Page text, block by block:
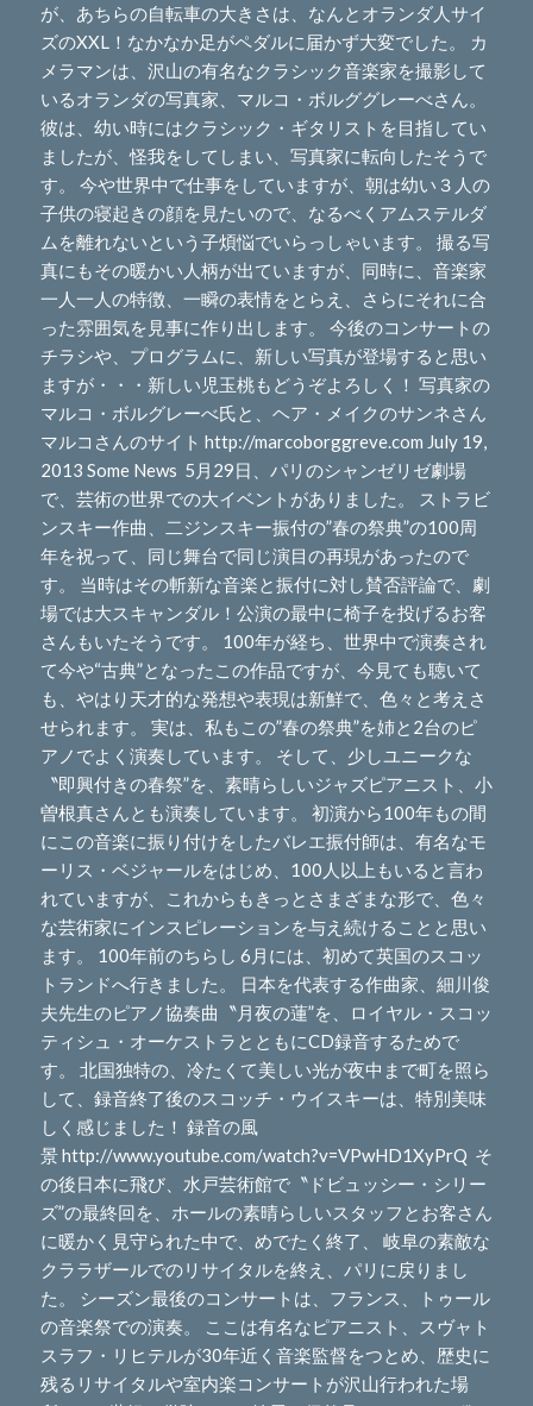
が、あちらの自転車の大きさは、なんとオランダ人サイ
ズのXXL！なかなか足がペダルに届かず大変でした。 カ
メラマンは、沢山の有名なクラシック音楽家を撮影して
いるオランダの写真家、マルコ・ボルググレーべさん。
彼は、幼い時にはクラシック・ギタリストを目指してい
ましたが、怪我をしてしまい、写真家に転向したそうで
す。 今や世界中で仕事をしていますが、朝は幼い３人の
子供の寝起きの顔を見たいので、なるべくアムステルダ
ムを離れないという子煩悩でいらっしゃいます。 撮る写
真にもその暖かい人柄が出ていますが、同時に、音楽家
一人一人の特徴、一瞬の表情をとらえ、さらにそれに合
った雰囲気を見事に作り出します。 今後のコンサートの
チラシや、プログラムに、新しい写真が登場すると思い
ますが・・・新しい児玉桃もどうぞよろしく！ 写真家の
マルコ・ボルグレーべ氏と、ヘア・メイクのサンネさん
マルコさんのサイト http://marcoborggreve.com July 19,
2013 Some News 5月29日、パリのシャンゼリゼ劇場
で、芸術の世界での大イベントがありました。 ストラビ
ンスキー作曲、二ジンスキー振付の”春の祭典”の100周
年を祝って、同じ舞台で同じ演目の再現があったので
す。 当時はその斬新な音楽と振付に対し賛否評論で、劇
場では大スキャンダル！公演の最中に椅子を投げるお客
さんもいたそうです。 100年が経ち、世界中で演奏され
て今や“古典”となったこの作品ですが、今見ても聴いて
も、やはり天才的な発想や表現は新鮮で、色々と考えさ
せられます。 実は、私もこの”春の祭典”を姉と2台のピ
アノでよく演奏しています。 そして、少しユニークな
〝即興付きの春祭”を、素晴らしいジャズピアニスト、小
曽根真さんとも演奏しています。 初演から100年もの間
にこの音楽に振り付けをしたバレエ振付師は、有名なモ
ーリス・ベジャールをはじめ、100人以上もいると言わ
れていますが、これからもきっとさまざまな形で、色々
な芸術家にインスピレーションを与え続けることと思い
ます。 100年前のちらし 6月には、初めて英国のスコッ
トランドへ行きました。 日本を代表する作曲家、細川俊
夫先生のピアノ協奏曲〝月夜の蓮”を、ロイヤル・スコッ
ティシュ・オーケストラとともにCD録音するためで
す。 北国独特の、冷たくて美しい光が夜中まで町を照ら
して、録音終了後のスコッチ・ウイスキーは、特別美味
しく感じました！ 録音の風
景 http://www.youtube.com/watch?v=VPwHD1XyPrQ そ
の後日本に飛び、水戸芸術館で〝ドビュッシー・シリー
ズ”の最終回を、ホールの素晴らしいスタッフとお客さん
に暖かく見守られた中で、めでたく終了、 岐阜の素敵な
クララザールでのリサイタルを終え、パリに戻りまし
た。 シーズン最後のコンサートは、フランス、トゥール
の音楽祭での演奏。 ここは有名なピアニスト、スヴャト
スラフ・リヒテルが30年近く音楽監督をつとめ、歴史に
残るリサイタルや室内楽コンサートが沢山行われた場